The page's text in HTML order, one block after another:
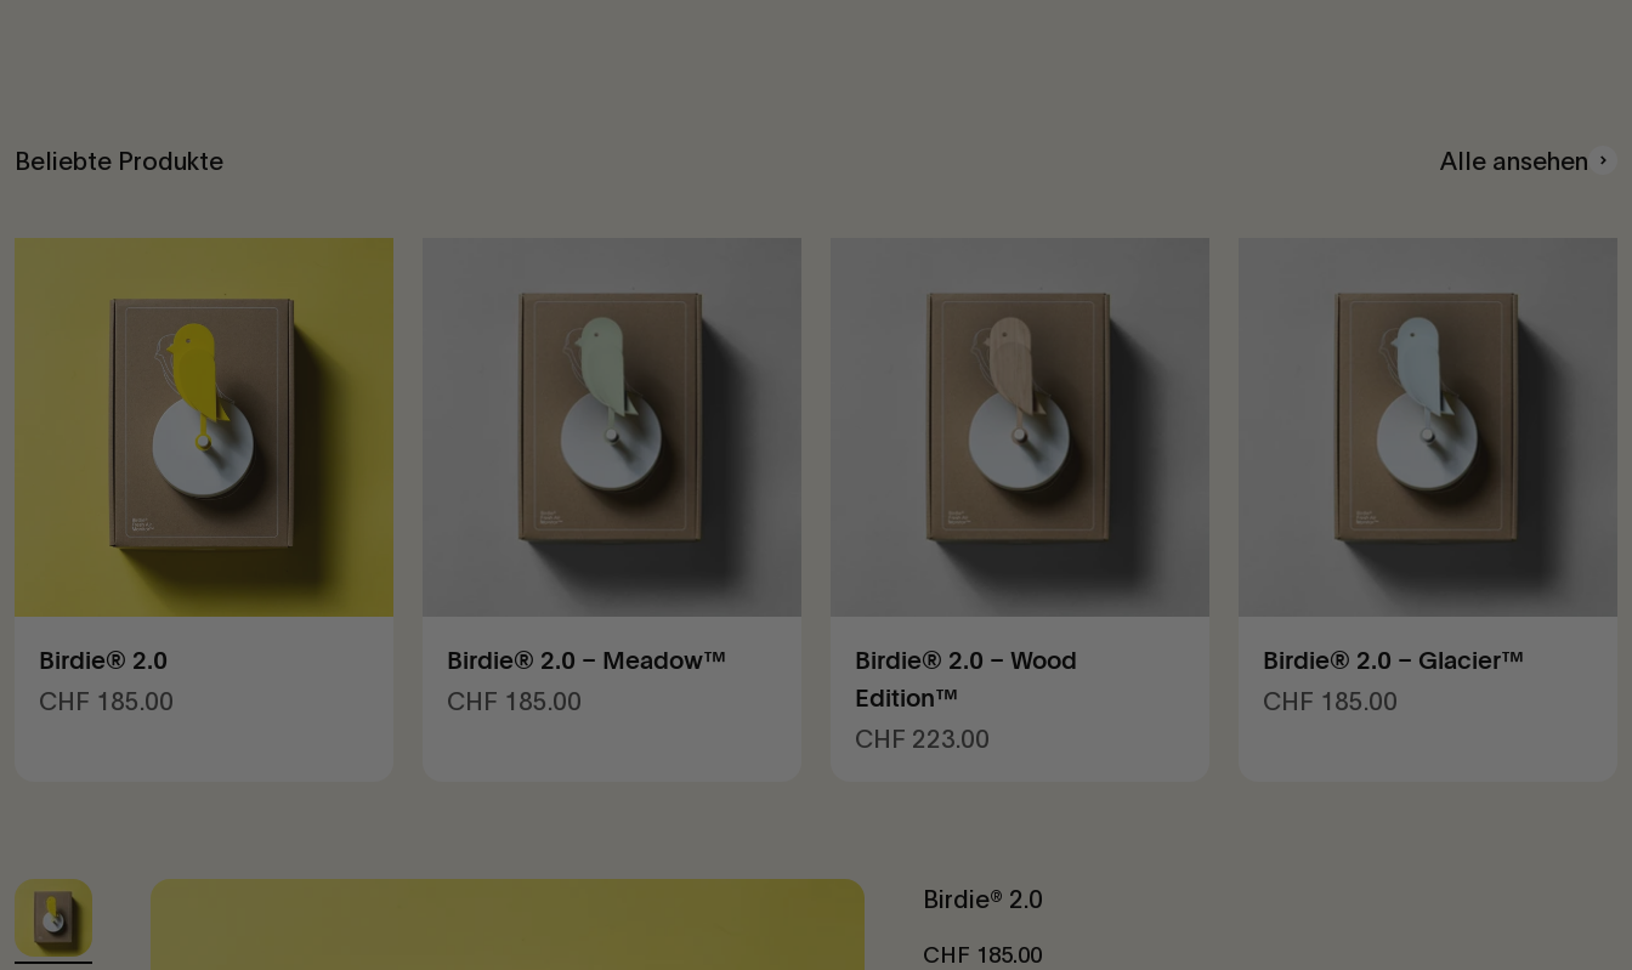
Beliebte Produkte Alle ansehen
Birdie® 2.0
Angebot
CHF 185.00
Birdie® 2.0 – Meadow™
Angebot
CHF 185.00
Birdie® 2.0 – Wood
Edition™
Angebot
CHF 223.00
Birdie® 2.0 – Glacier™
Angebot
CHF 185.00
Birdie® 2.0
Angebot
CHF 185.00